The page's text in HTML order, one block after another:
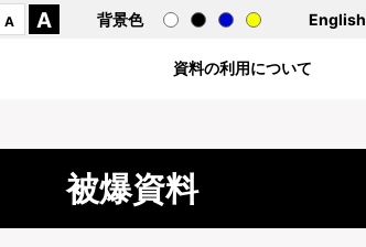
A A 背景色 English
資料の利用について
被爆資料